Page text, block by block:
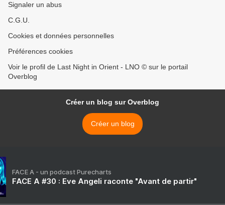
Signaler un abus
C.G.U.
Cookies et données personnelles
Préférences cookies
Voir le profil de Last Night in Orient - LNO © sur le portail
Overblog
Créer un blog sur Overblog
Créer un blog
FACE A - un podcast Purecharts
FACE A #30 : Eve Angeli raconte "Avant de partir"